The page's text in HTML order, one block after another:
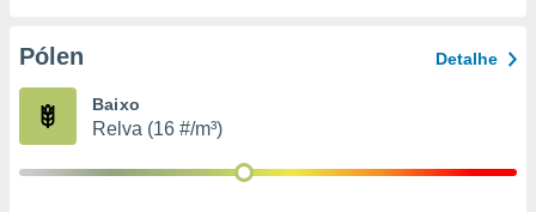
através
Pólen Detalhe
Baixo
Relva (16 #/m³)